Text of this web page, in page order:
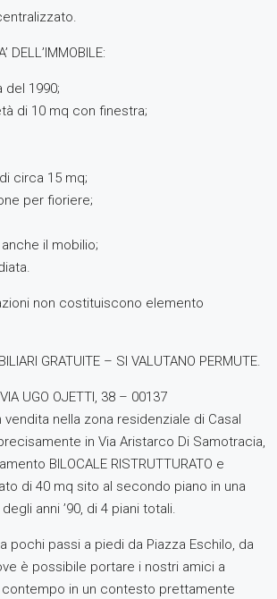
DELL’IMMOBILE:
del 1990;
di 10 mq con finestra;
circa 15 mq;
per fioriere;
il mobilio;
non costituiscono elemento
GRATUITE – SI VALUTANO PERMUTE.
UGO OJETTI, 38 – 00137
vendita nella zona residenziale di Casal
in Via Aristarco Di Samotracia,
BILOCALE RISTRUTTURATO e
di 40 mq sito al secondo piano in una
anni ’90, di 4 piani totali.
pochi passi a piedi da Piazza Eschilo, da
è possibile portare i nostri amici a
in un contesto prettamente